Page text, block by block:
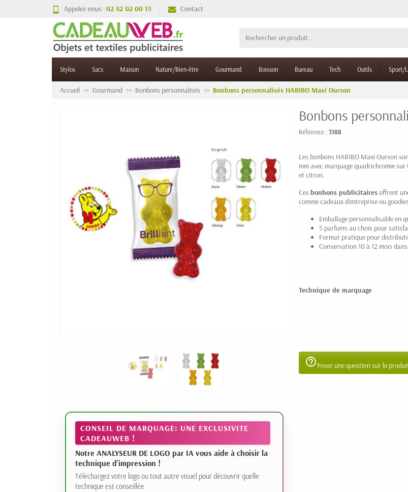
Appelez-nous :02 42 02 00 15 Contact
Stylos Sacs Maison Nature/Bien-être Gourmand Boisson Bureau Tech Outils Sport/
Accueil Gourmand Bonbons personnalisés Bonbons personnalisés HARIBO Maxi Ourson
CONSEIL DE MARQUAGE: UNE EXCLUSIVITE
CADEAUWEB !
Notre ANALYSEUR DE LOGO par IA vous aide à choisir la
technique d'impression !
Téléchargez votre logo ou tout autre visuel pour découvrir quelle
technique est conseillée
Bonbons
Référence : 3188
Les bonbons HARIBO Maxi Ourson
mm avec marquage quadrichromie
et citron.
Cesbonbons publicitairesoffrent
comme cadeaux d'entreprise ou
Emballage personnalisable en
5 parfums au choix pour
Format pratique pour
Conservation 10 à 12 mois
Technique de marquage
help_outlinePoser une question sur le